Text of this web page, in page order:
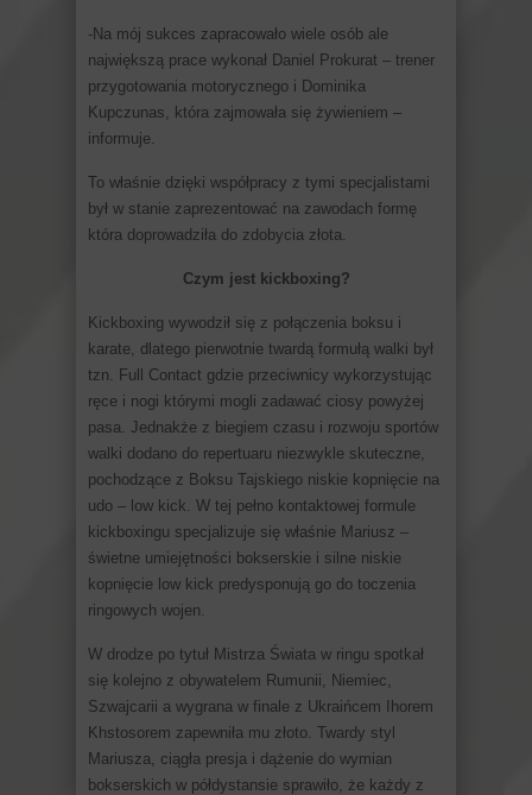
-Na mój sukces zapracowało wiele osób ale
największą prace wykonał Daniel Prokurat – trener
przygotowania motorycznego i Dominika
Kupczunas, która zajmowała się żywieniem –
informuje.
To właśnie dzięki współpracy z tymi specjalistami
był w stanie zaprezentować na zawodach formę
która doprowadziła do zdobycia złota.
Czym jest kickboxing?
Kickboxing wywodził się z połączenia boksu i
karate, dlatego pierwotnie twardą formułą walki był
tzn. Full Contact gdzie przeciwnicy wykorzystując
ręce i nogi którymi mogli zadawać ciosy powyżej
pasa. Jednakże z biegiem czasu i rozwoju sportów
walki dodano do repertuaru niezwykle skuteczne,
pochodzące z Boksu Tajskiego niskie kopnięcie na
udo – low kick. W tej pełno kontaktowej formule
kickboxingu specjalizuje się właśnie Mariusz –
świetne umiejętności bokserskie i silne niskie
kopnięcie low kick predysponują go do toczenia
ringowych wojen.
W drodze po tytuł Mistrza Świata w ringu spotkał
się kolejno z obywatelem Rumunii, Niemiec,
Szwajcarii a wygrana w finale z Ukraińcem Ihorem
Khstosorem zapewniła mu złoto. Twardy styl
Mariusza, ciągła presja i dążenie do wymian
bokserskich w półdystansie sprawiło, że każdy z